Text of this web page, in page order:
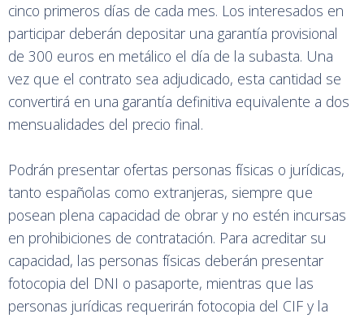
cinco primeros días de cada mes. Los interesados en
participar deberán depositar una garantía provisional
de 300 euros en metálico el día de la subasta. Una
vez que el contrato sea adjudicado, esta cantidad se
convertirá en una garantía definitiva equivalente a dos
mensualidades del precio final.
Podrán presentar ofertas personas físicas o jurídicas,
tanto españolas como extranjeras, siempre que
posean plena capacidad de obrar y no estén incursas
en prohibiciones de contratación. Para acreditar su
capacidad, las personas físicas deberán presentar
fotocopia del DNI o pasaporte, mientras que las
personas jurídicas requerirán fotocopia del CIF y la